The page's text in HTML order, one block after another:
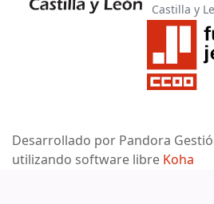
Castilla y
Desarrollado por Pandora
utilizando software libre Koha